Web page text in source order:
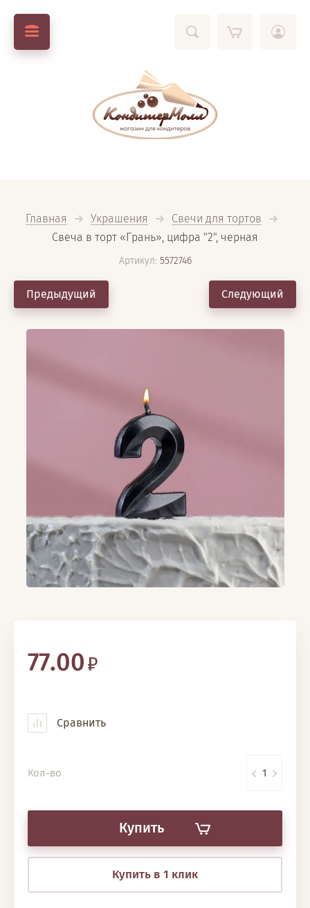
Главная Украшения
Свечи для тортов
Свеча в торт «Грань», цифра "2", черная
Артикул: 5572746
Предыдущий Следующий
77.00
Сравнить
Кол-во
Купить
Купить в 1 клик